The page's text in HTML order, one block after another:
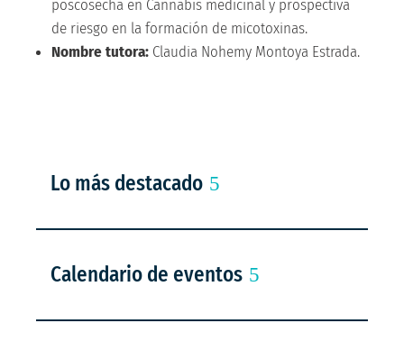
poscosecha en Cannabis medicinal y prospectiva
de riesgo en la formación de micotoxinas.
Nombre tutora: Claudia Nohemy Montoya Estrada.
Lo más destacado
Calendario de eventos